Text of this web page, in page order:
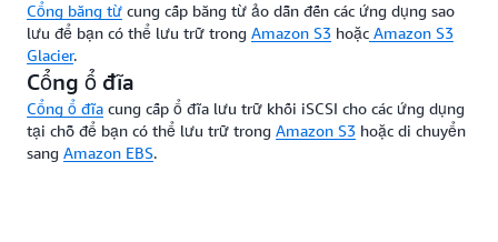
Cổng băng từ cung cấp băng từ ảo dẫn đến các ứng dụng sao
lưu để bạn có thể lưu trữ trong Amazon S3 hoặc Amazon S3
Glacier.
Cổng ổ đĩa
Cổng ổ đĩa cung cấp ổ đĩa lưu trữ khối iSCSI cho các ứng dụng
tại chỗ để bạn có thể lưu trữ trong Amazon S3 hoặc di chuyển
sang Amazon EBS.